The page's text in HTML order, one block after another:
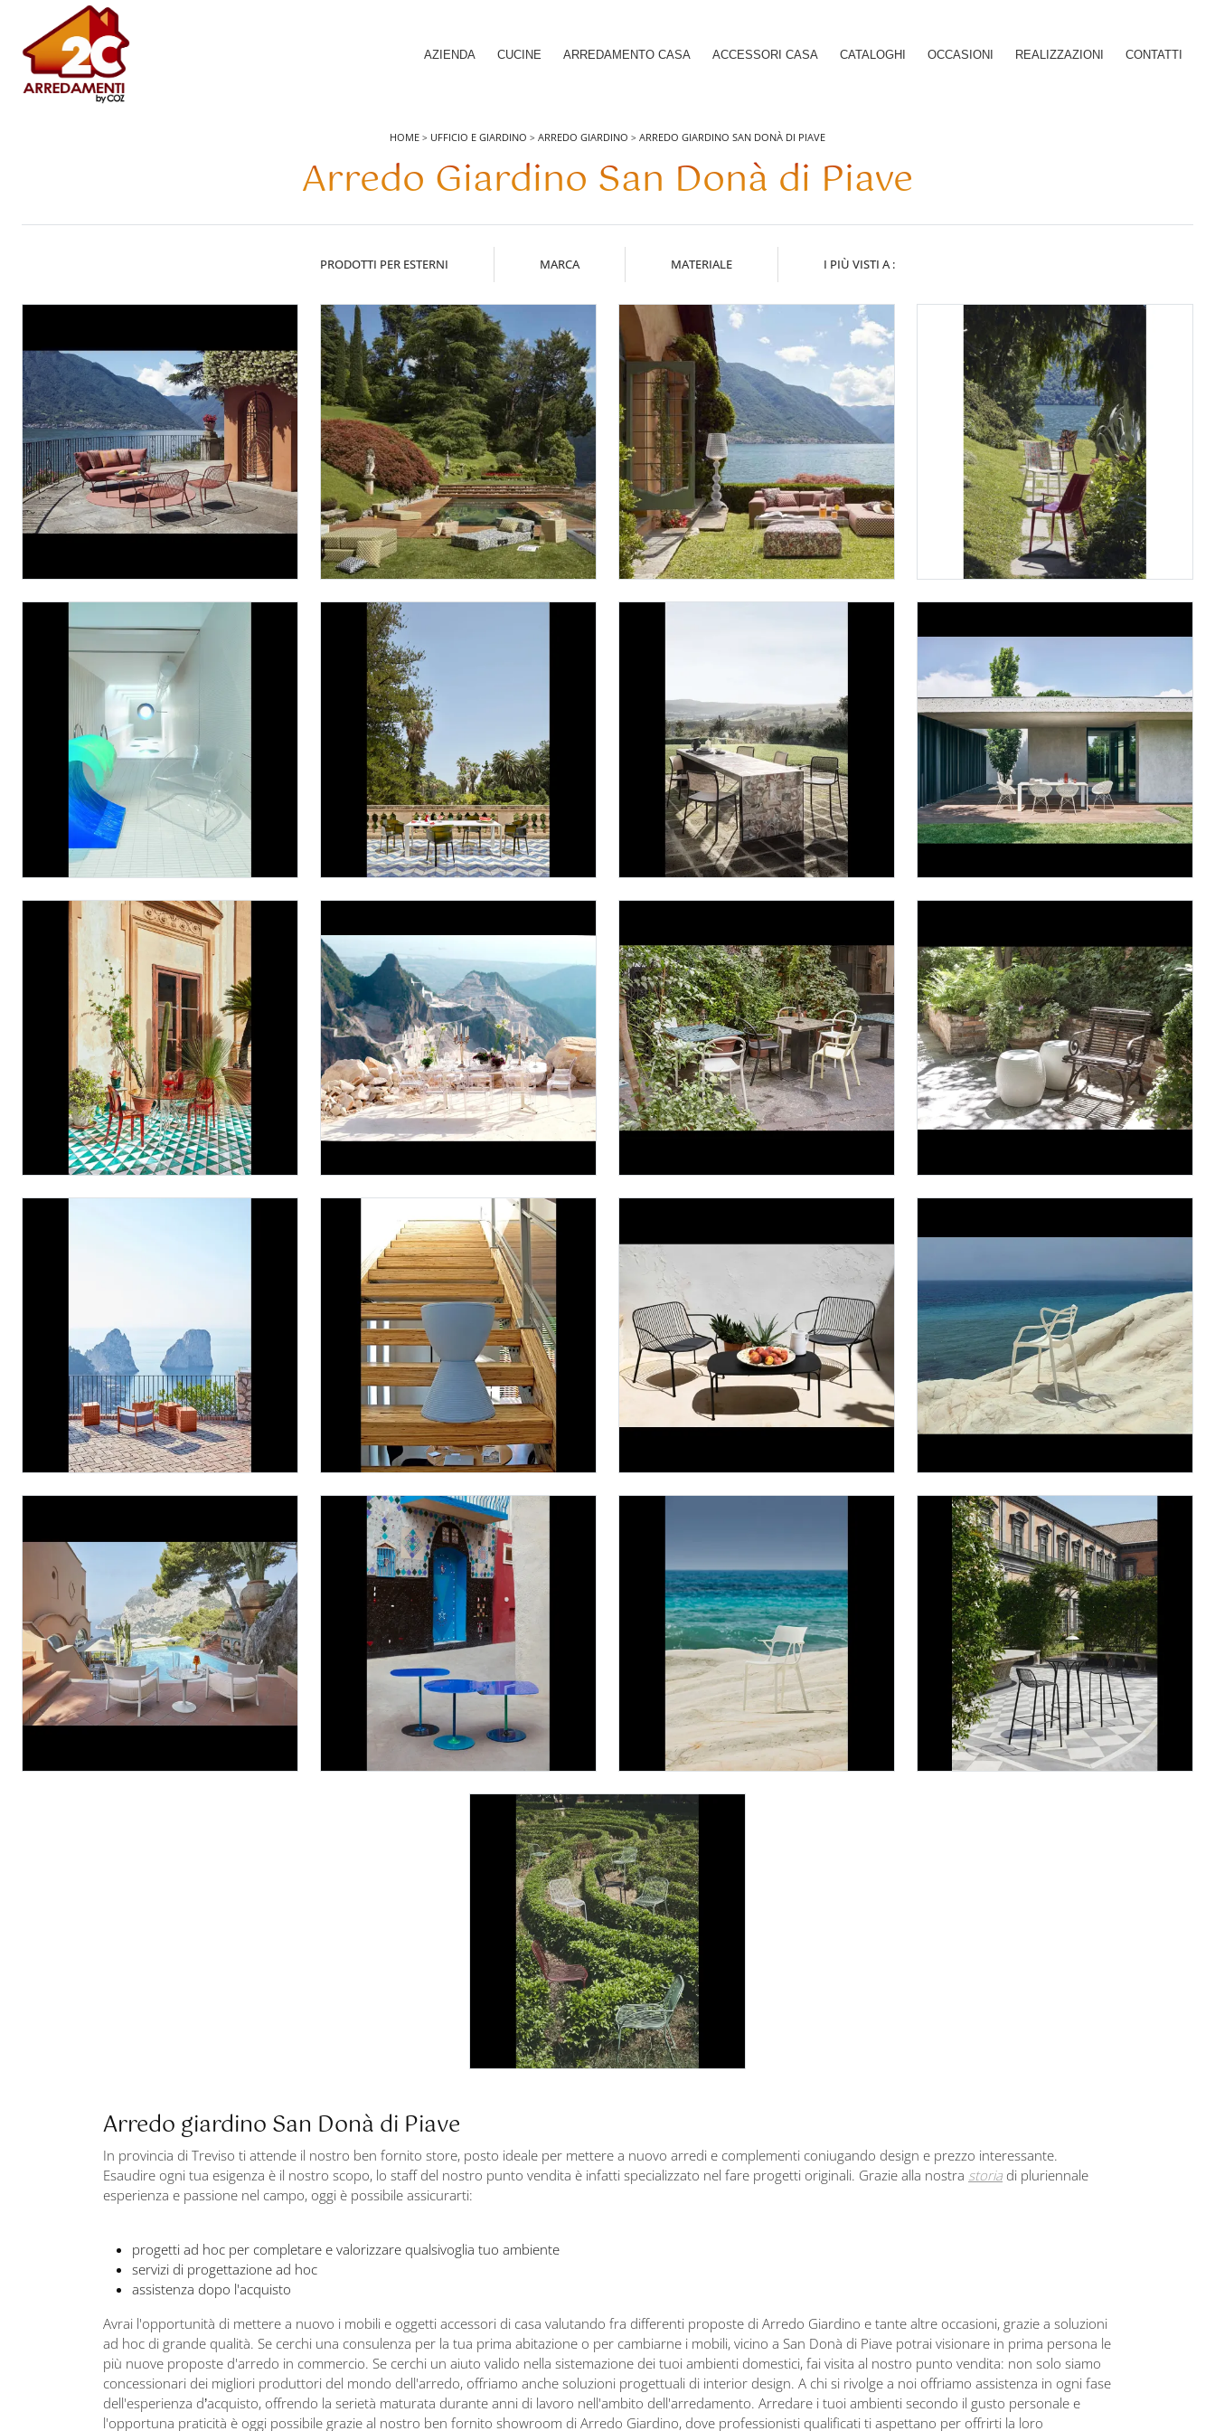
AZIENDA CUCINE ARREDAMENTO CASA ACCESSORI CASA CATALOGHI OCCASIONI REALIZZAZIONI CONTATTI
HOME > UFFICIO E GIARDINO > ARREDO GIARDINO > ARREDO GIARDINO SAN DONÀ DI PIAVE
Arredo Giardino San Donà di Piave
PRODOTTI PER ESTERNI MARCA MATERIALE I PIÙ VISTI A :
Arredo giardino San Donà di Piave
In provincia di Treviso ti attende il nostro ben fornito store, posto ideale per mettere a nuovo arredi e complementi coniugando design e prezzo interessante.
Esaudire ogni tua esigenza è il nostro scopo, lo staff del nostro punto vendita è infatti specializzato nel fare progetti originali. Grazie alla nostra storia di pluriennale
esperienza e passione nel campo, oggi è possibile assicurarti:
progetti ad hoc per completare e valorizzare qualsivoglia tuo ambiente
servizi di progettazione ad hoc
assistenza dopo l'acquisto
Avrai l'opportunità di mettere a nuovo i mobili e oggetti accessori di casa valutando fra differenti proposte di Arredo Giardino e tante altre occasioni, grazie a soluzioni
ad hoc di grande qualità. Se cerchi una consulenza per la tua prima abitazione o per cambiarne i mobili, vicino a San Donà di Piave potrai visionare in prima persona le
più nuove proposte d'arredo in commercio. Se cerchi un aiuto valido nella sistemazione dei tuoi ambienti domestici, fai visita al nostro punto vendita: non solo siamo
concessionari dei migliori produttori del mondo dell'arredo, offriamo anche soluzioni progettuali di interior design. A chi si rivolge a noi offriamo assistenza in ogni fase
dell'esperienza d’acquisto, offrendo la serietà maturata durante anni di lavoro nell'ambito dell'arredamento. Arredare i tuoi ambienti secondo il gusto personale e
l'opportuna praticità è oggi possibile grazie al nostro ben fornito showroom di Arredo Giardino, dove professionisti qualificati ti aspettano per offrirti la loro